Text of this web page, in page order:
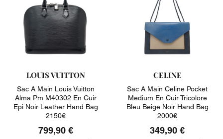
LOUIS VUITTON
Sac A Main Louis Vuitton
Alma Pm M40302 En Cuir
Epi Noir Leather Hand Bag
2150€
799,90 €
CELINE
Sac A Main Celine Pocket
Medium En Cuir Tricolore
Bleu Beige Noir Hand Bag
2000€
349,90 €